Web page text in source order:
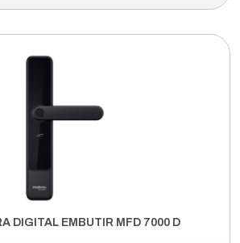
DIGITAL EMBUTIR MFD 7000 D